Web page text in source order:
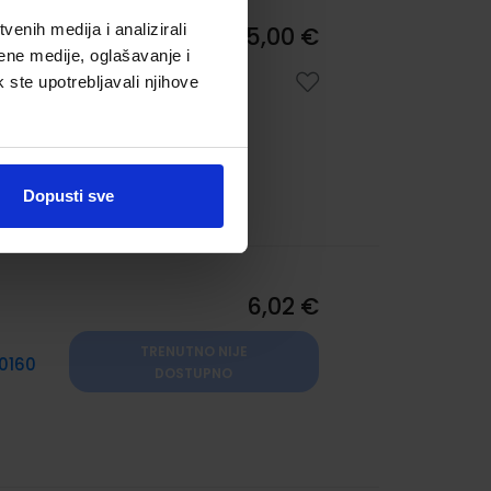
medija i analizirali
medije, oglašavanje i
ste upotrebljavali njihove
Dopusti sve
25,00 €
6,02 €